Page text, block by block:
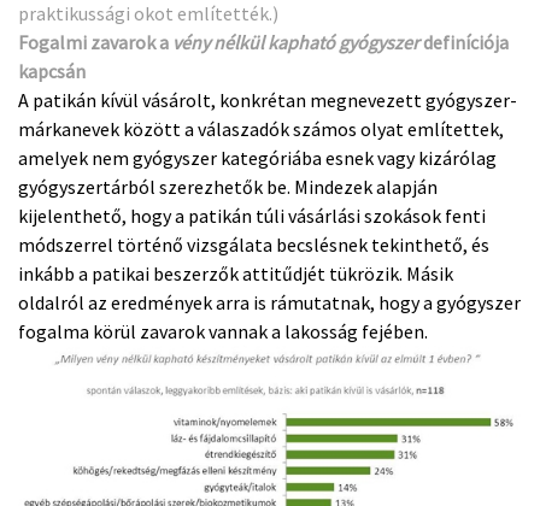
praktikussági okot említették.)
Fogalmi zavarok a vény nélkül kapható gyógyszerdefiníciója
kapcsán
A patikán kívül vásárolt, konkrétan megnevezett gyógyszer-
márkanevek között a válaszadók számos olyat említettek,
amelyek nem gyógyszer kategóriába esnek vagy kizárólag
gyógyszertárból szerezhetők be. Mindezek alapján
kijelenthető, hogy a patikán túli vásárlási szokások fenti
módszerrel történő vizsgálata becslésnek tekinthető, és
inkább a patikai beszerzők attitűdjét tükrözik. Másik
oldalról az eredmények arra is rámutatnak, hogy a gyógyszer
fogalma körül zavarok vannak a lakosság fejében.